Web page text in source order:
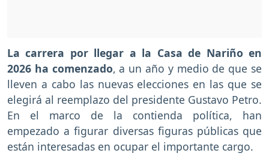
La carrera por llegar a la Casa de Nariño en
2026 ha comenzado, a un año y medio de que se
lleven a cabo las nuevas elecciones en las que se
elegirá al reemplazo del presidente Gustavo Petro.
En el marco de la contienda política, han
empezado a figurar diversas figuras públicas que
están interesadas en ocupar el importante cargo.